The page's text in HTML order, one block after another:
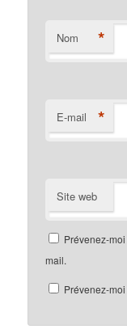
Nom *
E-mail *
Site web
Prévenez-
mail.
Prévenez-